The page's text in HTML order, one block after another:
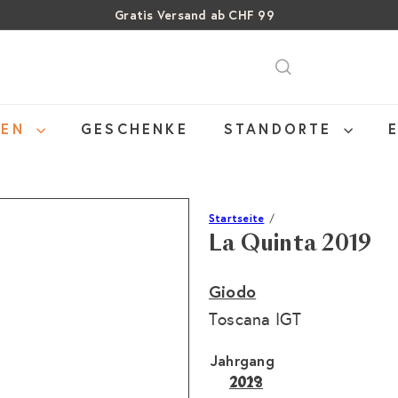
Pause
Gratis Versand ab CHF 99
Über 15% Rabatt auf Sommer Weine
SALE: Bis zu 40% auf letzte Flaschen
GESCHENKE STANDORTE
Startseite
La Quinta 2019
Giodo
Toscana IGT
Jahrgang
2019Variante ausverkauft
2023